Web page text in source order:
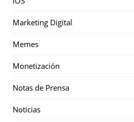
Marketing Digital
Memes
Monetización
Notas de Prensa
Noticias